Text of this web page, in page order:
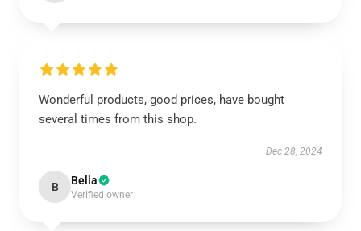
Wonderful products, good prices, have bought
several times from this shop.
Dec 28, 2024
B Bella
Verified owner